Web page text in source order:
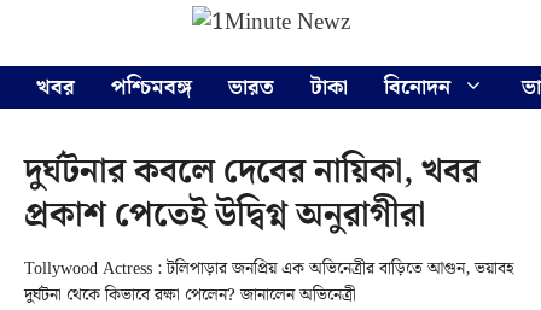
content
খবর
পশ্চিমবঙ্গ ভারত টাকা বিনোদন
দুর্ঘটনার কবলে দেবের নায়িকা, খবর
প্রকাশ পেতেই উদ্বিগ্ন অনুরাগীরা
Tollywood Actress : টলিপাড়ার জনপ্রিয় এক অভিনেত্রীর বাড়িতে আগুন, ভয়াবহ
দুর্ঘটনা থেকে কিভাবে রক্ষা পেলেন? জানালেন অভিনেত্রী